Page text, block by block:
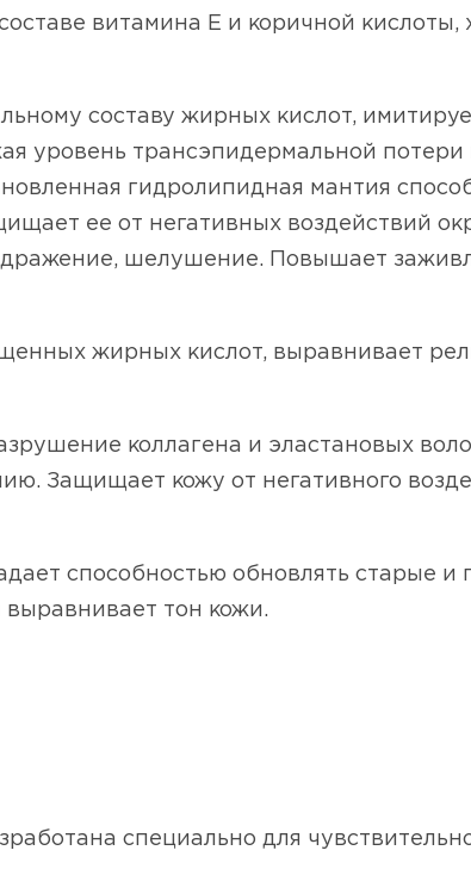
витамина Е и коричной кислоты,
составу жирных кислот,
уровень трансэпидермальной потери
гидролипидная мантия
ее от негативных воздействий
шелушение. Повышает
жирных кислот, выравнивает
коллагена и эластановых
Защищает кожу от негативного
способностью обновлять старые
тон кожи.
специально для